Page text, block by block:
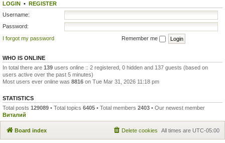
LOGIN • REGISTER
Username:
Password:
I forgot my password
Remember me
WHO IS ONLINE
In total there are 139 users online :: 2 registered, 0 hidden and 137 guests (based on
users active over the past 5 minutes)
Most users ever online was 8816 on Tue Mar 31, 2026 11:18 pm
STATISTICS
Total posts 129089 • Total topics 6405 • Total members 2403 • Our newest member
Виталий
Board index All times are UTC-05:00
Delete cookies